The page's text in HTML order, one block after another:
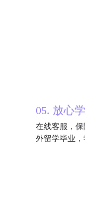
05. 放心学
在线客服，
外留学毕业